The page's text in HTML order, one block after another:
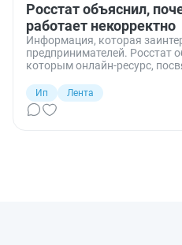
Росстат объяснил,
работает некорректно
Информация, которая
предпринимателей. Росстат
которым онлайн-ресурс,
работает. Ведомство также
исправлены недочеты.
Ип
Лента